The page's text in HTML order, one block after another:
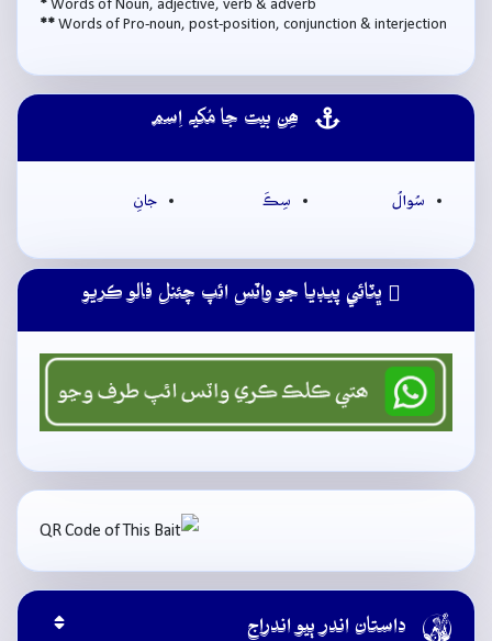
* Words of Noun, adjective, verb & adverb
** Words of Pro-noun, post-position, conjunction & interjection
ھِن بيت جا مُکيہ اِسم
سُوالُ سِڪَ جانِ
ڀٽائي پيڊيا جو واٽس ائپ چئنل فالو ڪريو
 داستان اندر ٻيو اندراج